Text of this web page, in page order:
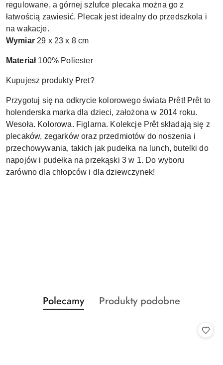
regulowane, a górnej szlufce plecaka można go z
łatwością zawiesić. Plecak jest idealny do przedszkola i
na wakacje.
Wymiar29 x 23 x 8 cm
Materiał100% Poliester
Kupujesz produkty Pret?
Przygotuj się na odkrycie kolorowego świata Prêt! Prêt to
holenderska marka dla dzieci, założona w 2014 roku.
Wesoła. Kolorowa. Figlarna. Kolekcje Prêt składają się z
plecaków, zegarków oraz przedmiotów do noszenia i
przechowywania, takich jak pudełka na lunch, butelki do
napojów i pudełka na przekąski 3 w 1. Do wyboru
zarówno dla chłopców i dla dziewczynek!
Pomiń karuzelę produktów
Produkty
o
Polecamy
Produkty
Produkty podobne